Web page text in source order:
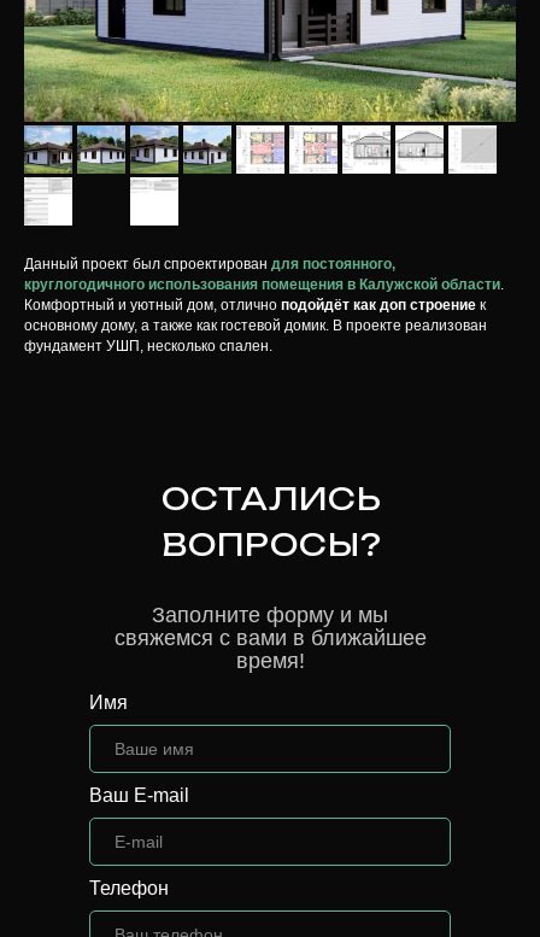
Данный проект был спроектирован для постоянного,
круглогодичного использования помещения в Калужской области.
Комфортный и уютный дом, отлично подойдёт как доп строение к
основному дому, а также как гостевой домик. В проекте реализован
фундамент УШП, несколько спален.
ОСТАЛИСЬ
ВОПРОСЫ?
Заполните форму и мы
свяжемся с вами в ближайшее
время!
Имя
Ваш E-mail
Телефон